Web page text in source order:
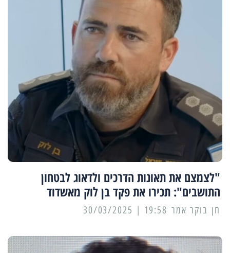
"לצמצם את תאונות הדרכים ולדאוג לבטחון
התושבים": תכירו את פקד בן לוק מאשדוד
19:58 | 30/03/2025